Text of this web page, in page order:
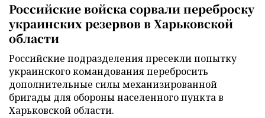
Российские войска сорвали переброску
украинских резервов в Харьковской
области
Российские подразделения пресекли попытку
украинского командования перебросить
дополнительные силы механизированной
бригады для обороны населенного пункта в
Харьковской области.